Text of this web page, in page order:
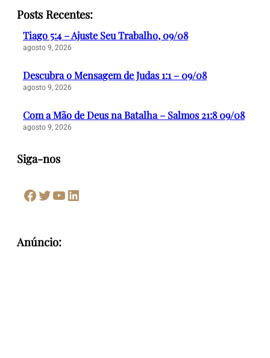
Posts Recentes:
Tiago 5:4 – Ajuste Seu Trabalho, 09/08
agosto 9, 2026
Descubra o Mensagem de Judas 1:1 – 09/08
agosto 9, 2026
Com a Mão de Deus na Batalha – Salmos 21:8 09/08
agosto 9, 2026
Siga-nos
Facebook Twitter Youtube LinkedIn
Anúncio: